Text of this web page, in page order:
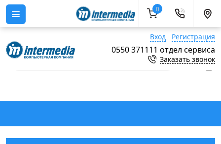
Вход Регистрация
0550 371111 отдел сервиса
Заказать звонок
0